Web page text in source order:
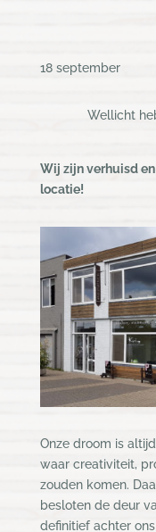
18 september
Wellicht
Wij zijn verhuisd
locatie!
Onze droom is
waar creativiteit,
zouden komen.
besloten de deur
definitief achter